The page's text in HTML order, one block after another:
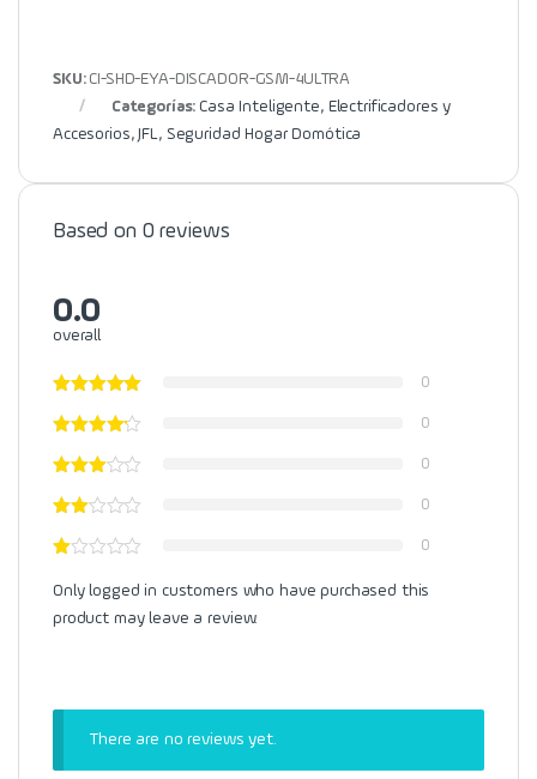
SKU: CI-SHD-EYA-DISCADOR-GSM-4ULTRA
Categorías: Casa Inteligente, Electrificadores y
Accesorios,JFL, Seguridad Hogar Domótica
Based on 0 reviews
0.0
overall
0
0
0
0
0
Only logged in customers who have purchased this
product may leave a review.
There are no reviews yet.